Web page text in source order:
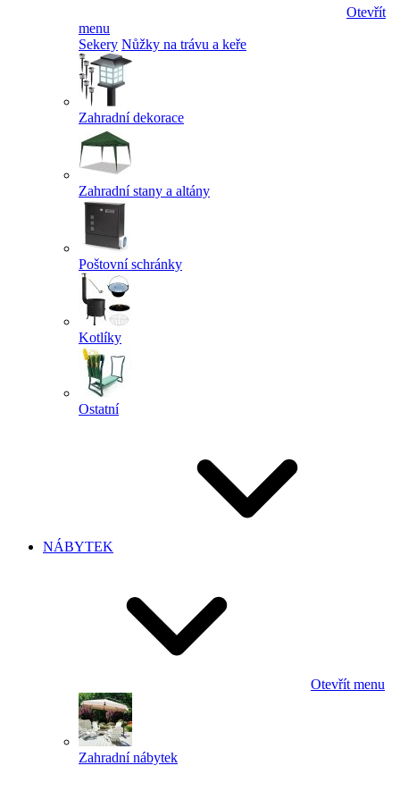
Otevřít
menu
Sekery Nůžky na trávu a keře
Zahradní dekorace
Zahradní stany a altány
Poštovní schránky
Kotlíky
Ostatní
NÁBYTEK
Otevřít menu
Zahradní nábytek